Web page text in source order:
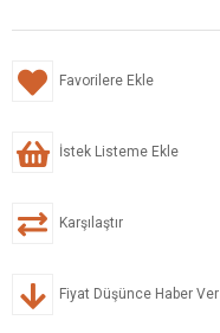
Favorilere Ekle
İstek Listeme Ekle
Karşılaştır
Fiyat Düşünce Haber Ver